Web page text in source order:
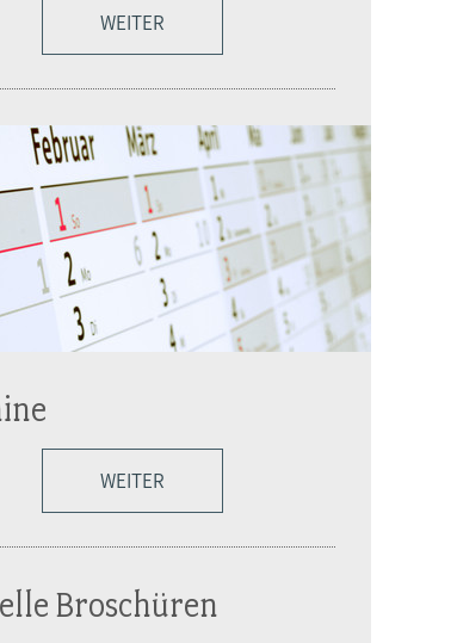
WEITER
WEITER
Broschüren